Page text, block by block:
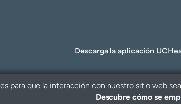
Descarga la aplicación
para que la interacción con nuestro sitio web
Descubre cómo se